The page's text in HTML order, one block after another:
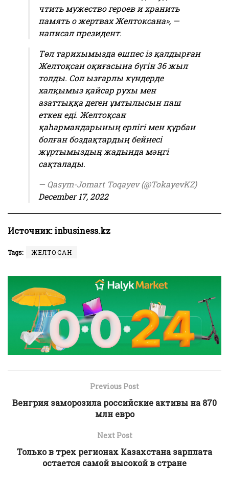
чтить мужество героев и хранить
память о жертвах Желтоксана», —
написал президент.
Төл тарихымызда өшпес із қалдырған
Желтоқсан оқиғасына бүгін 36 жыл
толды. Сол ызғарлы күндерде
халқымыз қайсар рухы мен
азаттыққа деген ұмтылысын паш
еткен еді. Желтоқсан
қаһармандарының ерлігі мен құрбан
болған боздақтардың бейнесі
жұртымыздың жадында мәңгі
сақталады.
— Qasym-Jomart Toqayev (@TokayevKZ)
December 17, 2022
Источник:inbusiness.kz
Tags: ЖЕЛТОҚСАН
Previous Post
Венгрия заморозила российские активы на 870
млн евро
Next Post
Только в трех регионах Казахстана зарплата
остается самой высокой в стране